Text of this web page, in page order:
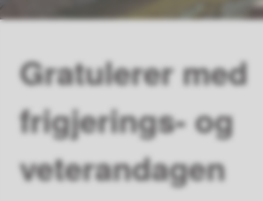
Gratulerer med
frigjerings- og
veterandagen